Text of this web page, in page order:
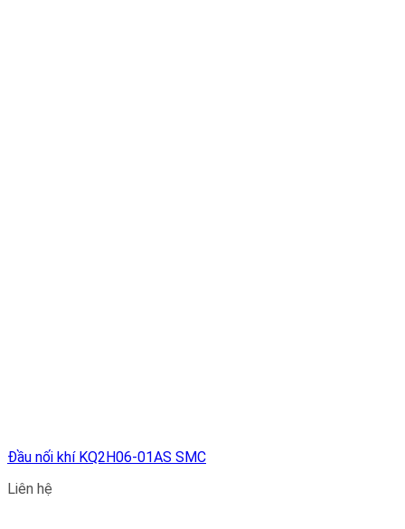
Đầu nối khí KQ2H06-01AS SMC
Liên hệ